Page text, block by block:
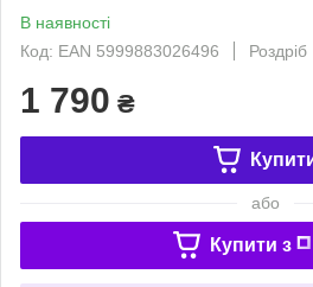
В наявності
Код: EAN 5999883026496
Роздріб
1 790 ₴
або
Купити з